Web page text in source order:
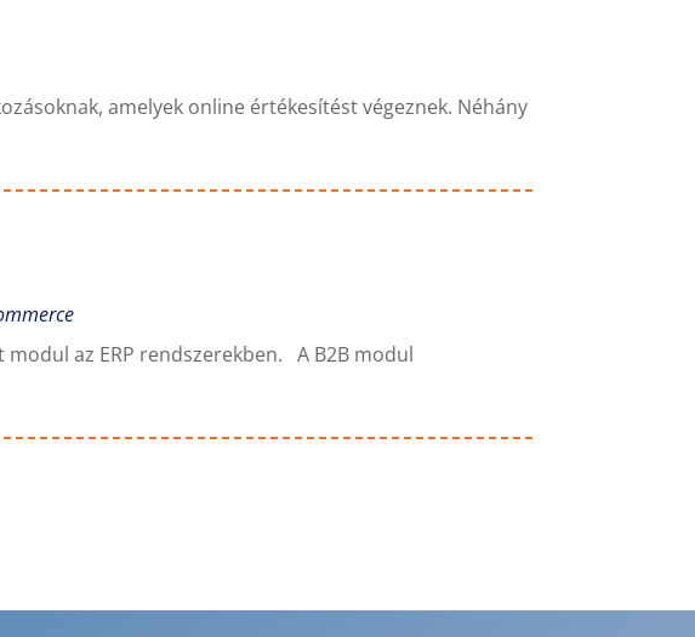
amelyek online értékesítést végeznek. Néhány
az ERP rendszerekben. A B2B modul